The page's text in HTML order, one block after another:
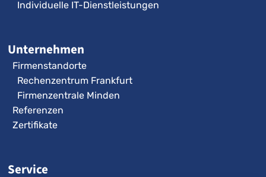
Individuelle IT-Dienstleistungen
Unternehmen
Firmenstandorte
Rechenzentrum Frankfurt
Firmenzentrale Minden
Referenzen
Zertifikate
Service